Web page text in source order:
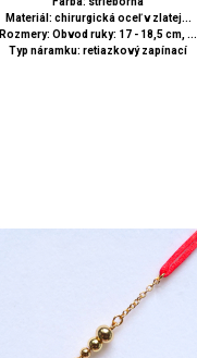
Materiál: chirurgická oceľ v zlatej...
Rozmery: Obvod ruky: 17 - 18,5 cm, ...
Typ náramku: retiazkový zapínací